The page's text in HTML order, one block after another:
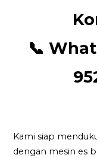
📞
Kami siap
dengan mesin es